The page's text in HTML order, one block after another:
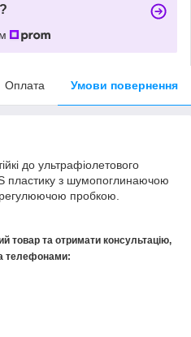
Оплата Умови повернення
до ультрафіолетового
пластику з шумопоглинаючою
пробкою.
товар та отримати консультацію,
телефонами: